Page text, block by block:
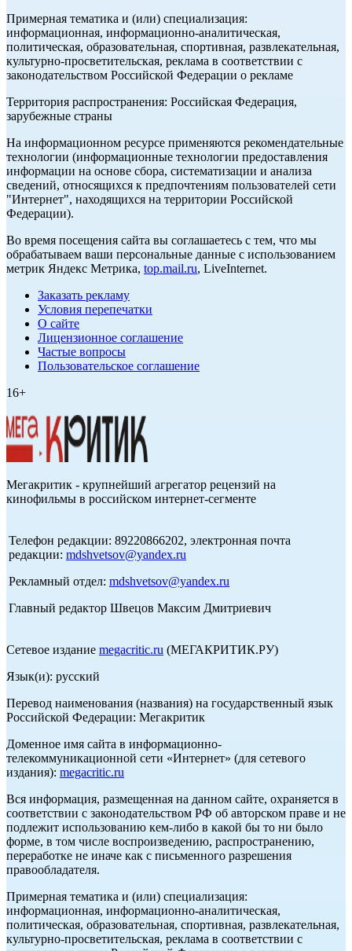
Примерная тематика и (или) специализация:
информационная, информационно-аналитическая,
политическая, образовательная, спортивная, развлекательная,
культурно-просветительская, реклама в соответствии с
законодательством Российской Федерации о рекламе
Территория распространения: Российская Федерация,
зарубежные страны
На информационном ресурсе применяются рекомендательные
технологии (информационные технологии предоставления
информации на основе сбора, систематизации и анализа
сведений, относящихся к предпочтениям пользователей сети
"Интернет", находящихся на территории Российской
Федерации).
Во время посещения сайта вы соглашаетесь с тем, что мы
обрабатываем ваши персональные данные с использованием
метрик Яндекс Метрика, top.mail.ru, LiveInternet.
Заказать рекламу
Условия перепечатки
О сайте
Лицензионное соглашение
Частые вопросы
Пользовательское соглашение
16+
Мегакритик - крупнейший агрегатор рецензий на
кинофильмы в российском интернет-сегменте
Телефон редакции: 89220866202, электронная почта
редакции: mdshvetsov@yandex.ru
Рекламный отдел: mdshvetsov@yandex.ru
Главный редактор Швецов Максим Дмитриевич
Сетевое издание megacritic.ru (МЕГАКРИТИК.РУ)
Язык(и): русский
Перевод наименования (названия) на государственный язык
Российской Федерации: Мегакритик
Доменное имя сайта в информационно-
телекоммуникационной сети «Интернет» (для сетевого
издания): megacritic.ru
Вся информация, размещенная на данном сайте, охраняется в
соответствии с законодательством РФ об авторском праве и не
подлежит использованию кем-либо в какой бы то ни было
форме, в том числе воспроизведению, распространению,
переработке не иначе как с письменного разрешения
правообладателя.
Примерная тематика и (или) специализация:
информационная, информационно-аналитическая,
политическая, образовательная, спортивная, развлекательная,
культурно-просветительская, реклама в соответствии с